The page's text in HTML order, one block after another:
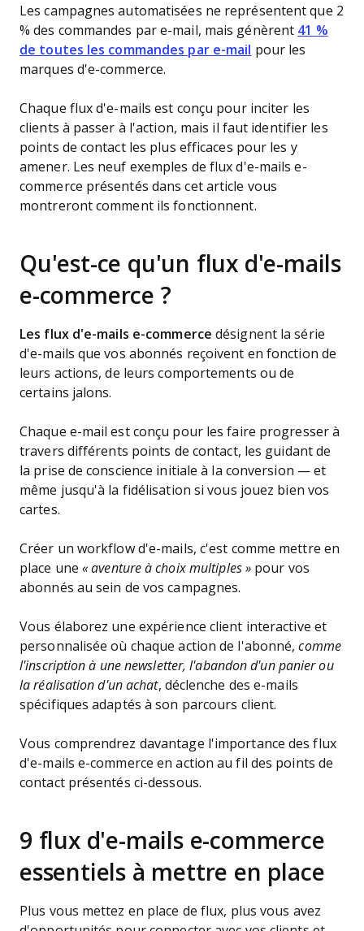
Les campagnes automatisées ne représentent que 2
% des commandes par e-mail, mais génèrent 41 %
de toutes les commandes par e-mail
pour les
marques d'e-commerce.
Chaque flux d'e-mails est conçu pour inciter les
clients à passer à l'action, mais il faut identifier les
points de contact les plus efficaces pour les y
amener. Les neuf exemples de flux d'e-mails e-
commerce présentés dans cet article vous
montreront comment ils fonctionnent.
Qu'est-ce qu'un flux d'e-mails
e-commerce ?
Les flux d'e-mails e-commerce désignent la série
d'e-mails que vos abonnés reçoivent en fonction de
leurs actions, de leurs comportements ou de
certains jalons.
Chaque e-mail est conçu pour les faire progresser à
travers différents points de contact, les guidant de
la prise de conscience initiale à la conversion — et
même jusqu'à la fidélisation si vous jouez bien vos
cartes.
Créer un workflow d'e-mails, c'est comme mettre en
place une « aventure à choix multiples » pour vos
abonnés au sein de vos campagnes.
Vous élaborez une expérience client interactive et
personnalisée où chaque action de l'abonné,comme
l'inscription à une newsletter, l'abandon d'un panier ou
la réalisation d'un achat, déclenche des e-mails
spécifiques adaptés à son parcours client.
Vous comprendrez davantage l'importance des flux
d'e-mails e-commerce en action au fil des points de
contact présentés ci-dessous.
9 flux d'e-mails e-commerce
essentiels à mettre en place
Plus vous mettez en place de flux, plus vous avez